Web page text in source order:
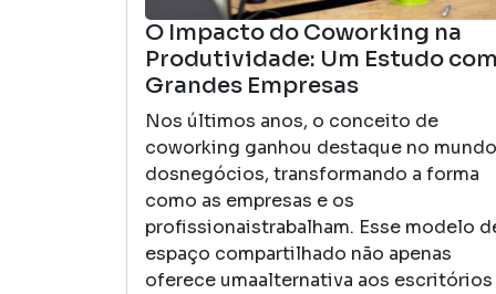
O Impacto do Coworking na
Produtividade: Um Estudo com
Grandes Empresas
Nos últimos anos, o conceito de
coworking ganhou destaque no mundo
dosnegócios, transformando a forma
como as empresas e os
profissionaistrabalham. Esse modelo
espaço compartilhado não apenas
oferece umaalternativa aos escritórios